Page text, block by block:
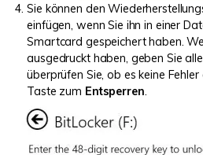
Sie können den
einfügen, wenn Sie ihn in einer
Smartcard gespeichert haben.
ausgedruckt haben, geben Sie
überprüfen Sie, ob es keine
Taste zum Entsperren.